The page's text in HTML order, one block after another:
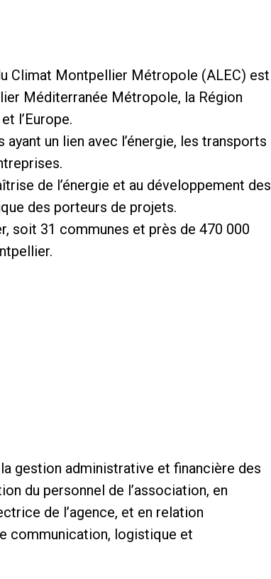
Climat Montpellier Métropole (ALEC) est
Méditerranée Métropole, la Région
l’Europe.
un lien avec l’énergie, les transports
de l’énergie et au développement des
des porteurs de projets.
soit 31 communes et près de 470 000
gestion administrative et financière des
du personnel de l’association, en
de l’agence, et en relation
communication, logistique et